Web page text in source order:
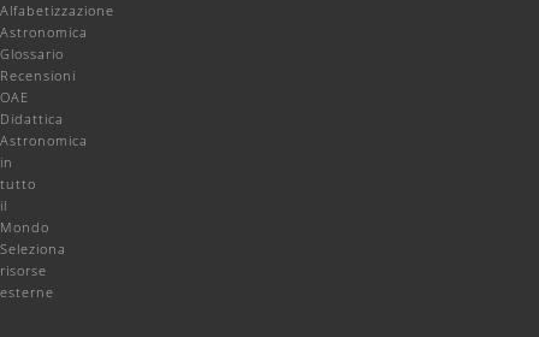
Alfabetizzazione
Astronomica
Glossario
Recensioni
OAE
Didattica
Astronomica
in
tutto
il
Mondo
Seleziona
risorse
esterne